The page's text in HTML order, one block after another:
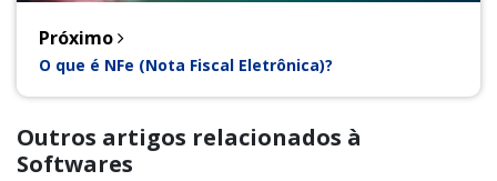
Próximo
O que é NFe (Nota Fiscal Eletrônica)?
Outros artigos relacionados à
Softwares